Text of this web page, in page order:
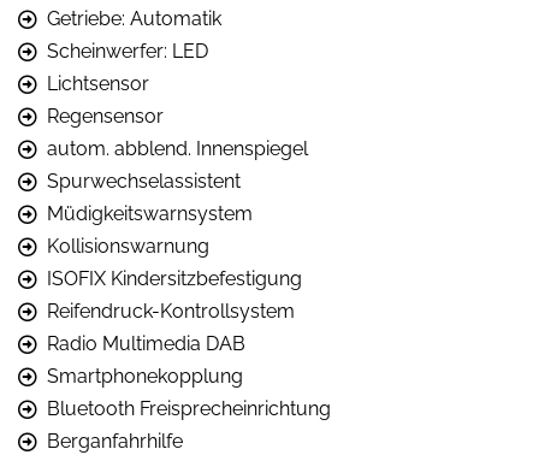
Getriebe: Automatik
Scheinwerfer: LED
Lichtsensor
Regensensor
autom. abblend. Innenspiegel
Spurwechselassistent
Müdigkeitswarnsystem
Kollisionswarnung
ISOFIX Kindersitzbefestigung
Reifendruck-Kontrollsystem
Radio Multimedia DAB
Smartphonekopplung
Bluetooth Freisprecheinrichtung
Berganfahrhilfe